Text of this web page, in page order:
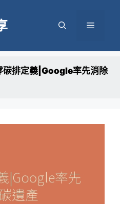
選
碳排定義|Google率先消除